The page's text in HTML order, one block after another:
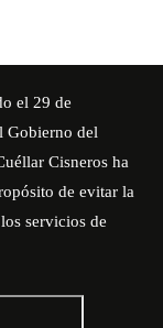
el 29 de
Gobierno del
Cisneros ha
de evitar la
servicios de